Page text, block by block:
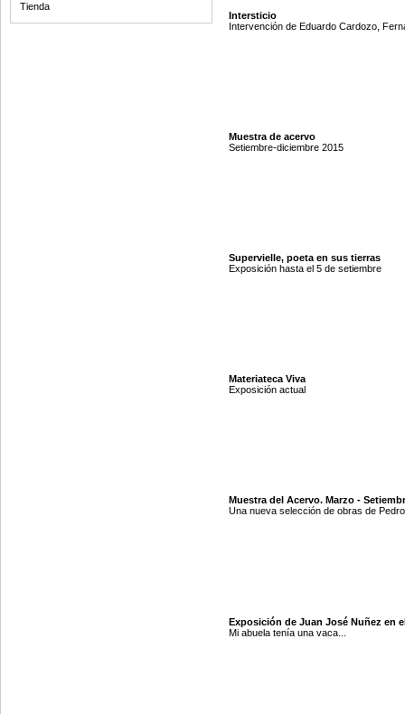
Tienda
Intersticio
Intervención de Eduardo Cardozo,
Muestra de acervo
Setiembre-diciembre 2015
Supervielle, poeta en sus tierras
Exposición hasta el 5 de setiembre
Materiateca Viva
Exposición actual
Muestra del Acervo. Marzo -
Una nueva selección de obras de
Exposición de Juan José Nuñez en
Mi abuela tenía una vaca...